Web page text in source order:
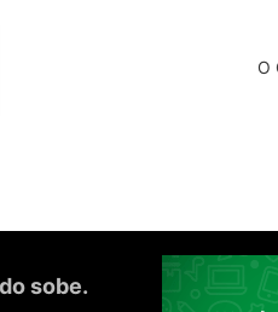
O
sobe.